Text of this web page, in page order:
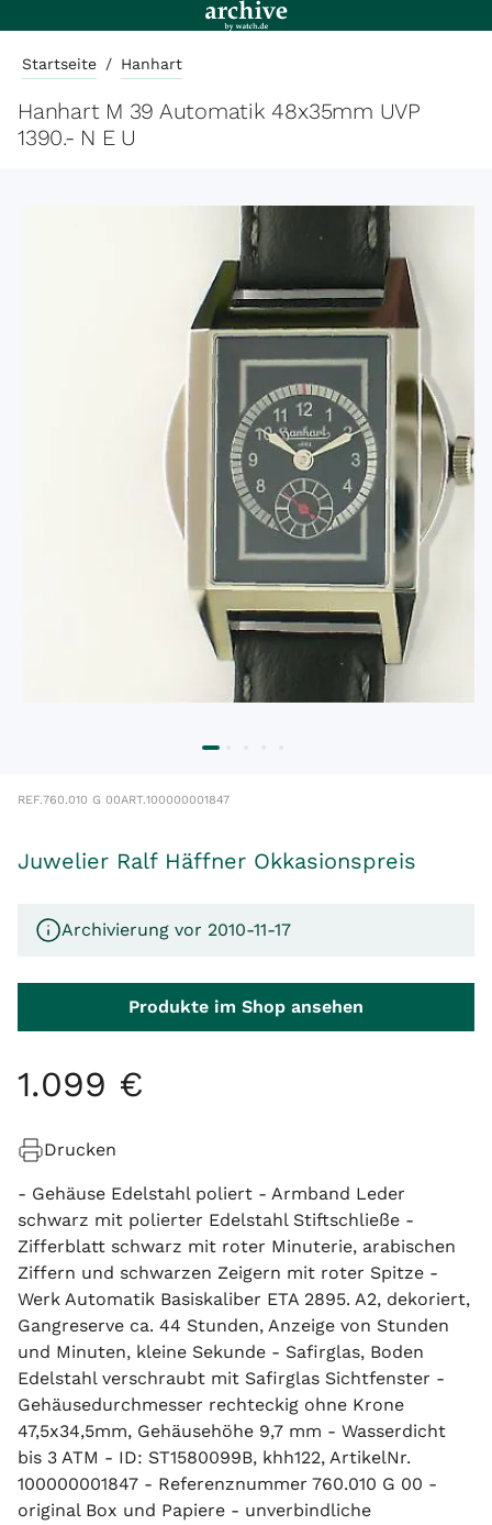
Startseite / Hanhart
Hanhart M 39 Automatik 48x35mm UVP
1390.- N E U
REF.760.010 G 00ART.100000001847
Juwelier Ralf Häffner Okkasionspreis
Archivierung vor 2010-11-17
Produkte im Shop ansehen
1.099 €
Drucken
- Gehäuse Edelstahl poliert - Armband Leder
schwarz mit polierter Edelstahl Stiftschließe -
Zifferblatt schwarz mit roter Minuterie, arabischen
Ziffern und schwarzen Zeigern mit roter Spitze -
Werk Automatik Basiskaliber ETA 2895. A2, dekoriert,
Gangreserve ca. 44 Stunden, Anzeige von Stunden
und Minuten, kleine Sekunde - Safirglas, Boden
Edelstahl verschraubt mit Safirglas Sichtfenster -
Gehäusedurchmesser rechteckig ohne Krone
47,5x34,5mm, Gehäusehöhe 9,7 mm - Wasserdicht
bis 3 ATM - ID: ST1580099B, khh122, ArtikelNr.
100000001847 - Referenznummer 760.010 G 00 -
original Box und Papiere - unverbindliche